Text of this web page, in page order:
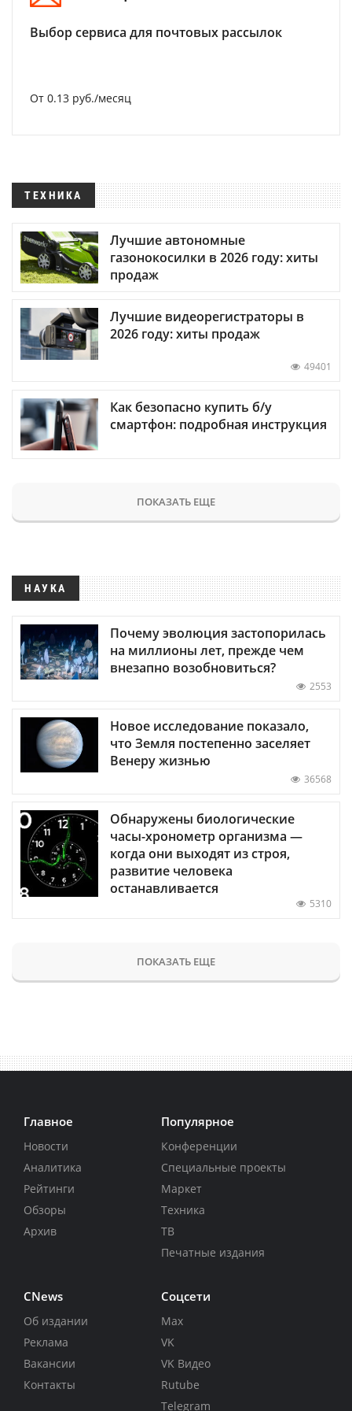
Выбор сервиса для почтовых рассылок
От 0.13 руб./месяц
ТЕХНИКА
Лучшие автономные
газонокосилки в 2026 году: хиты
продаж
Лучшие видеорегистраторы в
2026 году: хиты продаж
49401
Как безопасно купить б/у
смартфон: подробная инструкция
ПОКАЗАТЬ ЕЩЕ
НАУКА
Почему эволюция застопорилась
на миллионы лет, прежде чем
внезапно возобновиться?
2553
Новое исследование показало,
что Земля постепенно заселяет
Венеру жизнью
36568
Обнаружены биологические
часы-хронометр организма —
когда они выходят из строя,
развитие человека
останавливается
5310
ПОКАЗАТЬ ЕЩЕ
Главное
Новости
Аналитика
Рейтинги
Обзоры
Архив
Популярное
Конференции
Специальные проекты
Маркет
Техника
ТВ
Печатные издания
CNews
Об издании
Реклама
Вакансии
Контакты
Соцсети
Max
VK
VK Видео
Rutube
Telegram